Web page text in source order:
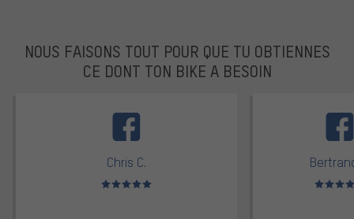
NOUS FAISONS TOUT POUR QUE TU OBTIENNES
CE DONT TON BIKE A BESOIN
Chris C.
Note moyenne : 5 sur 5 Note